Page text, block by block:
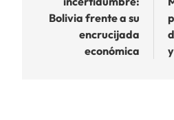
entradas
Bolivia frente a su
encrucijada
económica